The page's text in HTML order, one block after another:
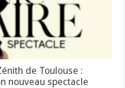
de Toulouse :
nouveau spectacle